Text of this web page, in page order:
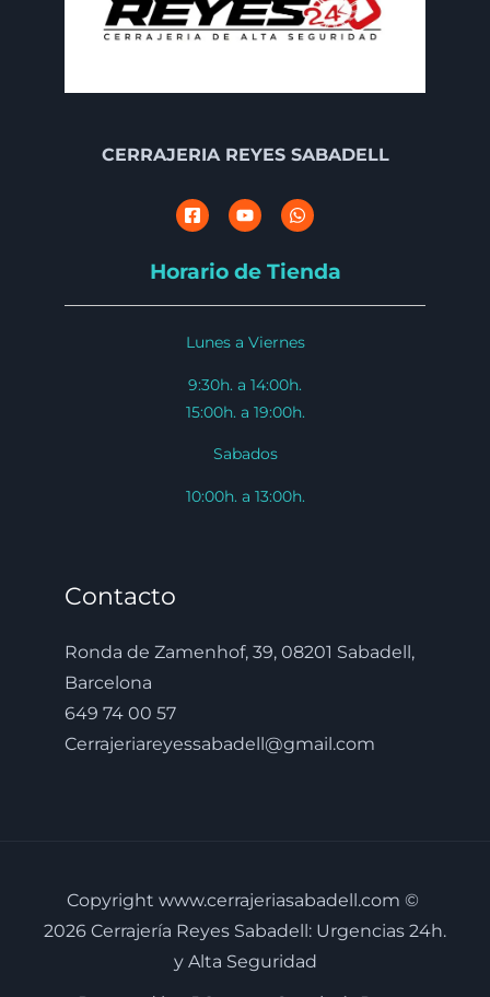
CERRAJERIA REYES SABADELL
Horario de Tienda
Lunes a Viernes
9:30h. a 14:00h.
15:00h. a 19:00h.
Sabados
10:00h. a 13:00h.
Contacto
Ronda de Zamenhof, 39, 08201 Sabadell,
Barcelona
649 74 00 57
Cerrajeriareyessabadell@gmail.com
Copyright www.cerrajeriasabadell.com ©
2026 Cerrajería Reyes Sabadell: Urgencias 24h.
y Alta Seguridad